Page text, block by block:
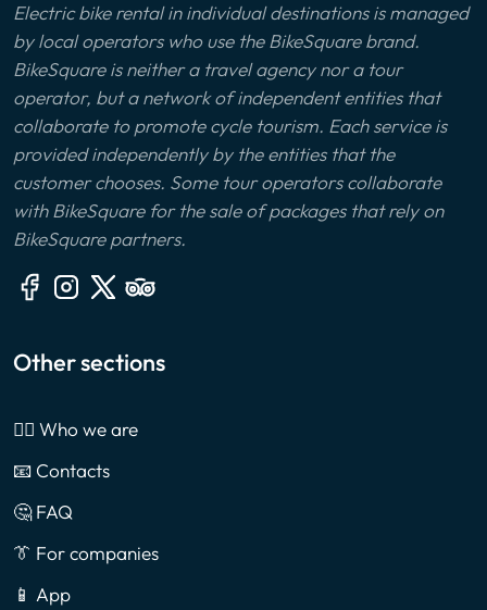
Electric bike rental in individual destinations is managed
by local operators who use the BikeSquare brand.
BikeSquare is neither a travel agency nor a tour
operator, but a network of independent entities that
collaborate to promote cycle tourism. Each service is
provided independently by the entities that the
customer chooses. Some tour operators collaborate
with BikeSquare for the sale of packages that rely on
BikeSquare partners.
Other sections
🙎‍♂️ Who we are
📧 Contacts
🤔 FAQ
👔 For companies
📱 App